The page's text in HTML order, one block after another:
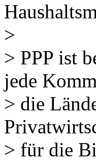
>
> PPP ist
jede
> die
> für die